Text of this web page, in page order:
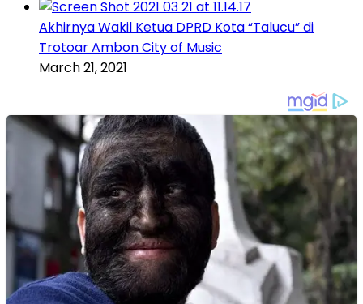
Akhirnya Wakil Ketua DPRD Kota “Talucu” di
Trotoar Ambon City of Music
March 21, 2021